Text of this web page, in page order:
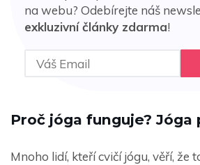
na webu? Odebírejte náš
exkluzivní články zdarma!
Proč jóga funguje? Jóga
Mnoho lidí, kteří cvičí jógu, věří, že